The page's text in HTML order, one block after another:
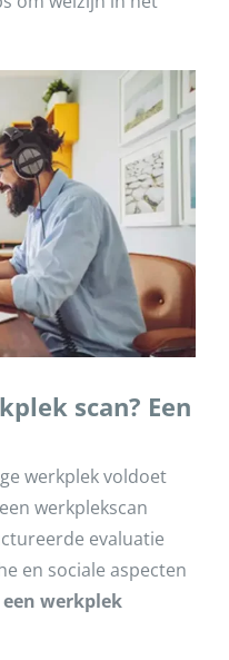
scan? Een
werkplek voldoet
werkplekscan
evaluatie
en sociale aspecten
een werkplek